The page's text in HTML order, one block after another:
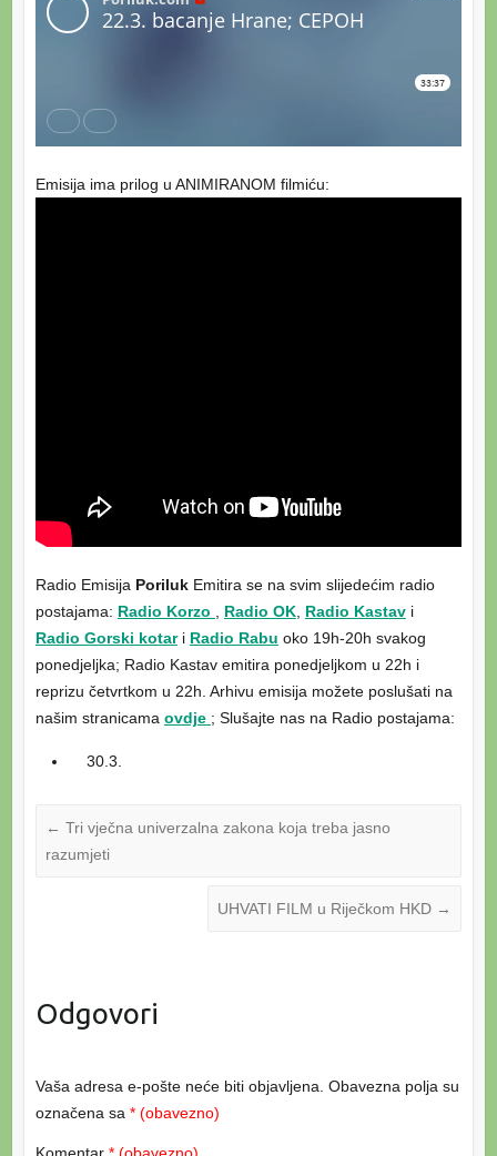
Emisija ima prilog u ANIMIRANOM filmiću:
Radio Emisija PorilukEmitira se na svim slijedećim radio
postajama: Radio Korzo Radio OK, Radio Kastavi
Radio Gorski kotari Radio Rabu oko 19h-20h svakog
ponedjeljka; Radio Kastav emitira ponedjeljkom u 22h i
reprizu četvrtkom u 22h. Arhivu emisija možete poslušati na
našim stranicama ovdje ; Slušajte nas na Radio postajama:
30.3.
← Tri vječna univerzalna zakona koja treba jasno
razumjeti
UHVATI FILM u Riječkom HKD →
Odgovori
Vaša adresa e-pošte neće biti objavljena. Obavezna polja su
označena sa * (obavezno)
Komentar * (obavezno)